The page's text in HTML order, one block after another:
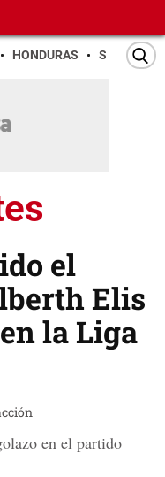
HONDURAS SAN PEDRO
el
Elis
la Liga
en el partido